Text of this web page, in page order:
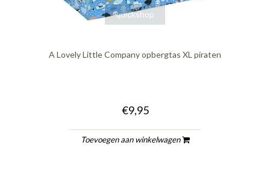
quickshop
A Lovely Little Company opbergtas XL piraten
€9,95
Toevoegen aan winkelwagen